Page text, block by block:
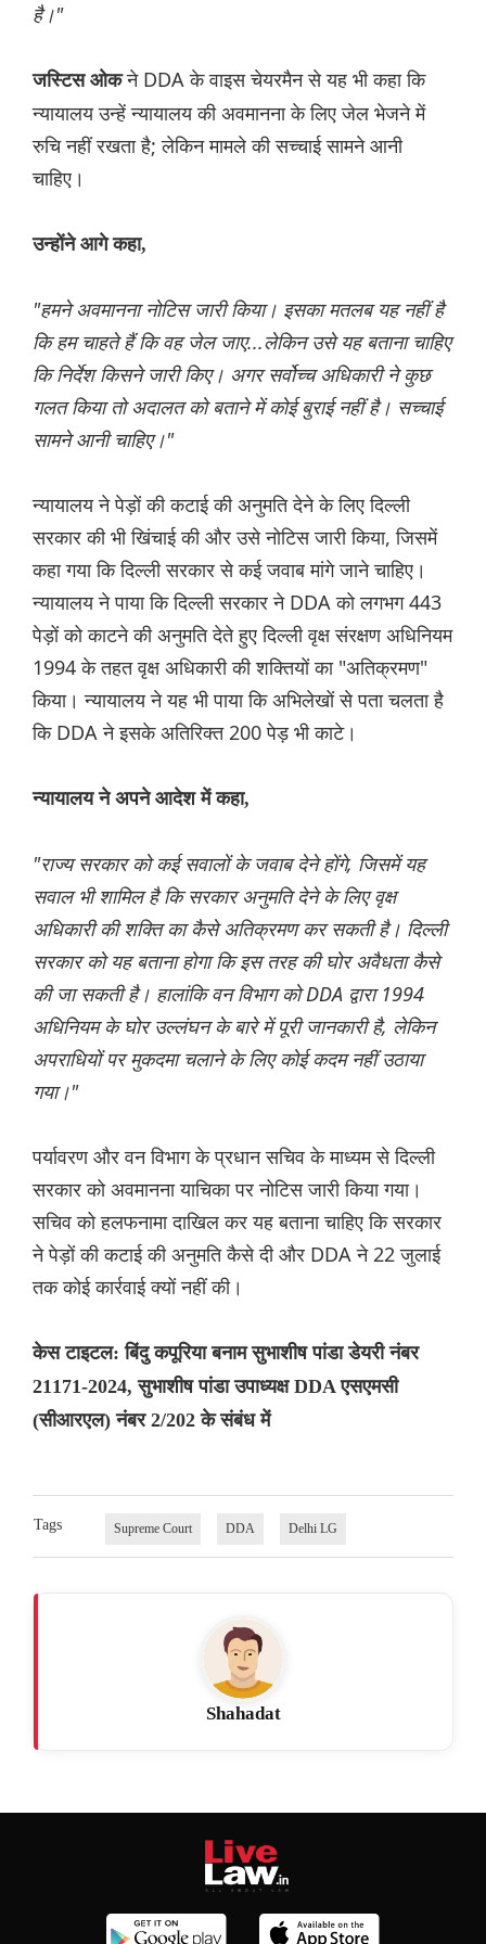
है।"
जस्टिस ओकने DDA के वाइस चेयरमैन से यह भी कहा कि
न्यायालय उन्हें न्यायालय की अवमानना ​​के लिए जेल भेजने में
रुचि नहीं रखता है; लेकिन मामले की सच्चाई सामने आनी
चाहिए।
उन्होंने आगे कहा,
"हमने अवमानना ​​नोटिस जारी किया। इसका मतलब यह नहीं है
कि हम चाहते हैं कि वह जेल जाए...लेकिन उसे यह बताना चाहिए
कि निर्देश किसने जारी किए। अगर सर्वोच्च अधिकारी ने कुछ
गलत किया तो अदालत को बताने में कोई बुराई नहीं है। सच्चाई
सामने आनी चाहिए।"
न्यायालय ने पेड़ों की कटाई की अनुमति देने के लिए दिल्ली
सरकार की भी खिंचाई की और उसे नोटिस जारी किया, जिसमें
कहा गया कि दिल्ली सरकार से कई जवाब मांगे जाने चाहिए।
न्यायालय ने पाया कि दिल्ली सरकार ने DDA को लगभग 443
पेड़ों को काटने की अनुमति देते हुए दिल्ली वृक्ष संरक्षण अधिनियम
1994 के तहत वृक्ष अधिकारी की शक्तियों का "अतिक्रमण"
किया। न्यायालय ने यह भी पाया कि अभिलेखों से पता चलता है
कि DDA ने इसके अतिरिक्त 200 पेड़ भी काटे।
न्यायालय ने अपने आदेश में कहा,
"राज्य सरकार को कई सवालों के जवाब देने होंगे, जिसमें यह
सवाल भी शामिल है कि सरकार अनुमति देने के लिए वृक्ष
अधिकारी की शक्ति का कैसे अतिक्रमण कर सकती है। दिल्ली
सरकार को यह बताना होगा कि इस तरह की घोर अवैधता कैसे
की जा सकती है। हालांकि वन विभाग को DDA द्वारा 1994
अधिनियम के घोर उल्लंघन के बारे में पूरी जानकारी है, लेकिन
अपराधियों पर मुकदमा चलाने के लिए कोई कदम नहीं उठाया
गया।"
पर्यावरण और वन विभाग के प्रधान सचिव के माध्यम से दिल्ली
सरकार को अवमानना ​​याचिका पर नोटिस जारी किया गया।
सचिव को हलफनामा दाखिल कर यह बताना चाहिए कि सरकार
ने पेड़ों की कटाई की अनुमति कैसे दी और DDA ने 22 जुलाई
तक कोई कार्रवाई क्यों नहीं की।
केस टाइटल: बिंदु कपूरिया बनाम सुभाशीष पांडा डेयरी नंबर
21171-2024, सुभाशीष पांडा उपाध्यक्ष DDA एसएमसी
(सीआरएल) नंबर 2/202 के संबंध में
Tags Supreme Court DDA Delhi LG
Shahadat